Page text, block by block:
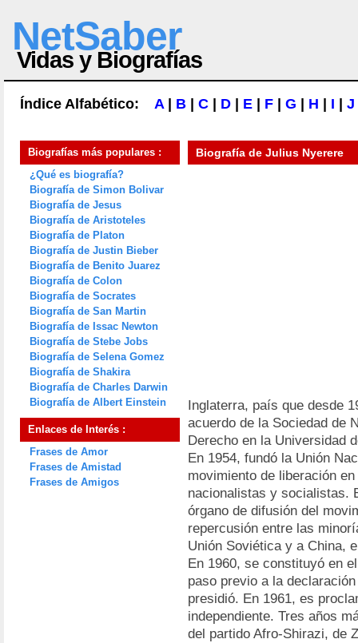
NetSaber
Vidas y Biografías
Índice Alfabético: A| B C D E F G H I J
Biografías más populares :
¿Qué es biografía?
Biografía de Simon Bolivar
Biografía de Jesus
Biografía de Aristoteles
Biografía de Platon
Biografía de Justin Bieber
Biografía de Benito Juarez
Biografía de Colon
Biografía de Socrates
Biografía de San Martin
Biografía de Issac Newton
Biografía de Stebe Jobs
Biografía de Selena Gomez
Biografía de Shakira
Biografía de Charles Darwin
Biografía de Albert Einstein
Enlaces de Interés :
Frases de Amor
Frases de Amistad
Frases de Amigos
Biografía de Julius Nyerere
Inglaterra, país que desde
acuerdo de la Sociedad de
Derecho en la Universidad
En 1954, fundó la Unión
movimiento de liberación
nacionalistas y socialistas.
órgano de difusión del
repercusión entre las
Unión Soviética y a China,
En 1960, se constituyó en
paso previo a la
presidió. En 1961, es
independiente. Tres años
del partido Afro-Shirazi, de